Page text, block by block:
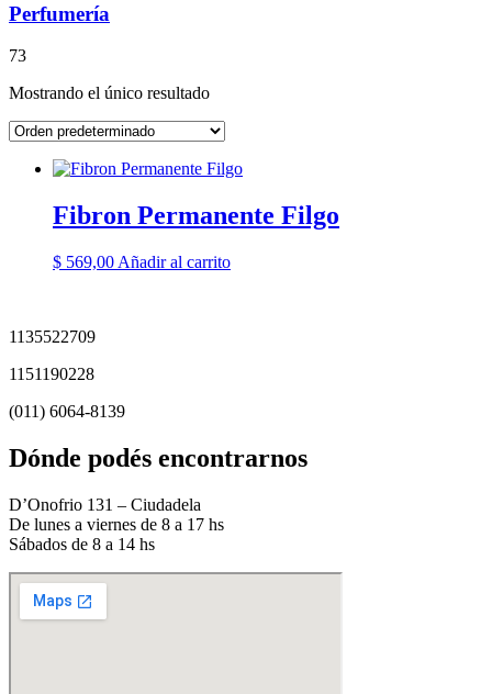
Perfumería
73
Mostrando el único resultado
Fibron Permanente Filgo
$ 569,00 Añadir al carrito
1135522709
1151190228
(011) 6064-8139
Dónde podés encontrarnos
D’Onofrio 131 – Ciudadela
De lunes a viernes de 8 a 17 hs
Sábados de 8 a 14 hs